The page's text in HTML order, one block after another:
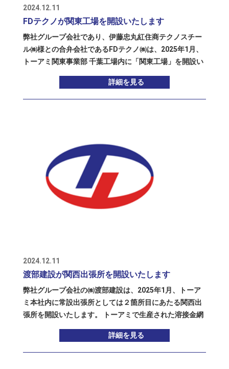
す。今後は、既存のお客様とのお付き合いも大切にしな
がら、新規の顧客・市場の開拓や新規事業も視野に入
に、業績の拡大に努めて参ります。また、同社は「未来
を担う子供たちに安全で楽しい遊具を届けたい」という
強い思いを持って、製作・修理・点検にはこだわり抜い
てきた企業でしたので、その金属加工や溶接の技術には
定評があります。トーアミグループに蓄積された工業製
2024.12.11
FDテクノが関東工場を開設いたします
弊社グループ会社であり、伊藤忠丸紅住商テクノスチー
ル㈱様との合弁会社であるFDテクノ㈱は、2025年1月、
トーアミ関東事業部 千葉工場内に「関東工場」を開設い
ブデッキ床版」とは、配筋付デッキプレート（捨型枠付
版状立体溶接金網）と呼ばれるコンクリート床用の建築
TS_2102.pdf） これを建築現場に納入し設置すること
で、コンクリート型枠工事と２線方向の配筋工事が同時
に行えるため、高い配筋精度や省人化を実現できる、画
期的なシステム床版であり、今後ますます需要が拡大し
ていくものと思っております。 FDテクノは福岡県宮若市
の本社工場でファブデッキ床版を製造していますが、伊
レイアウト変更を行い、新規事業用地が確保の目処がた
ったため、そこにFDテクノ関東工場を誘致いたしまし
造設備のオーバーホールを進め、順次設置を始めてお
り、人員の養成や試作等の準備が終わり次第、2025年の
春には製品の生産・出荷を始める予定です。 ファブデッ
キ床版の製造ライン ファブデッキ床版で使用する一部の
資材や副資材は、トーアミ関東事業部千葉工場の設備で
詳細を見る
2024.12.11
渡部建設が関西出張所を開設いたします
弊社グループ会社の㈱渡部建設は、2025年1月、トーア
ミ本社内に常設出張所としては２箇所目にあたる関西出
張所を開設いたします。 トーアミで生産された溶接金網
前の状態の床の上に、施工要領に基づいて並べていくと
いう工事が必要になります。 ただ工事現場での人手不足
詳細を見る